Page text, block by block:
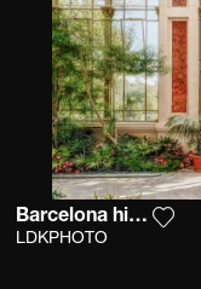
Barcelona hivernacle
LDKPHOTO